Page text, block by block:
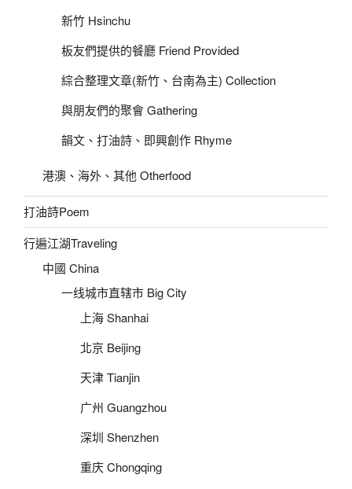
新竹 Hsinchu
板友們提供的餐廳 Friend Provided
綜合整理文章(新竹、台南為主) Collection
與朋友們的聚會 Gathering
韻文、打油詩、即興創作 Rhyme
港澳、海外、其他 Otherfood
打油詩Poem
行遍江湖Traveling
中國 China
一线城市直辖市 Big City
上海 Shanhai
北京 Beijing
天津 Tianjin
广州 Guangzhou
深圳 Shenzhen
重庆 Chongqing